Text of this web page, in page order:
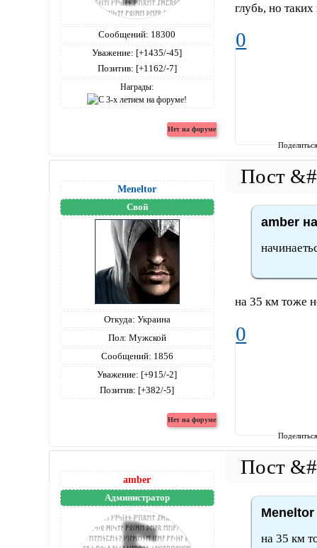
Сообщений: 18300
Уважение: [+1435/-45]
Позитив: [+1162/-7]
Награды:
глубь, но
0
Meneltоr
Свой
Откуда: Украина
Пол: Мужской
Сообщений: 1856
Уважение: [+915/-2]
Позитив: [+382/-5]
amber
на 35 км тоже
0
amber
Администратор
на 35 км